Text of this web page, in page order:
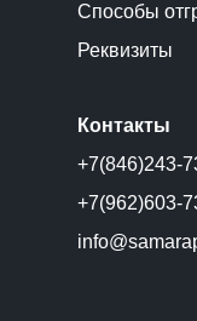
Способы
Реквизиты
Контакты
+7(846)243-
+7(962)603-